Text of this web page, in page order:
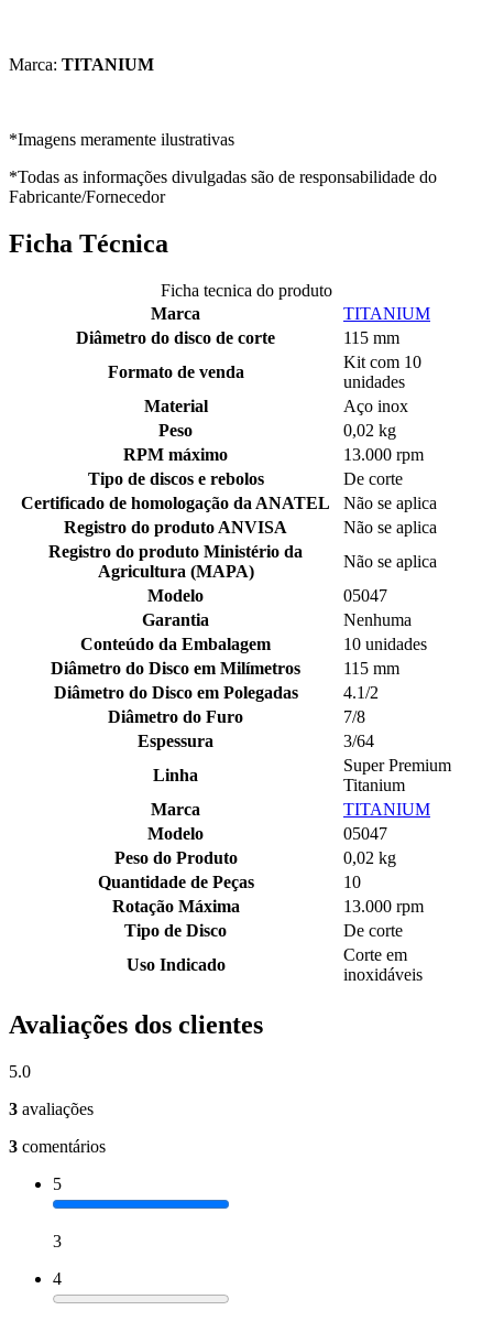
Marca: TITANIUM
*Imagens meramente ilustrativas
*Todas as informações divulgadas são de responsabilidade do
Fabricante/Fornecedor
Ficha Técnica
Ficha tecnica do produto
Marca
TITANIUM
Diâmetro do disco de corte
115 mm
Formato de venda
Kit com 10
unidades
Material
Aço inox
Peso
0,02 kg
RPM máximo
13.000 rpm
Tipo de discos e rebolos
De corte
Certificado de homologação da ANATEL
Não se aplica
Registro do produto ANVISA
Não se aplica
Registro do produto Ministério da
Agricultura (MAPA)
Não se aplica
Modelo
05047
Garantia
Nenhuma
Conteúdo da Embalagem
10 unidades
Diâmetro do Disco em Milímetros
115 mm
Diâmetro do Disco em Polegadas
4.1/2
Diâmetro do Furo
7/8
Espessura
3/64
Linha
Super Premium
Titanium
Marca
TITANIUM
Modelo
05047
Peso do Produto
0,02 kg
Quantidade de Peças
10
Rotação Máxima
13.000 rpm
Tipo de Disco
De corte
Uso Indicado
Corte em
inoxidáveis
Avaliações dos clientes
5.0
3 avaliações
3 comentários
5
3
4